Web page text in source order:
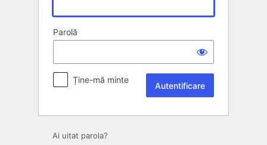
Parolă
Ține-mă minte
Ai uitat parola?